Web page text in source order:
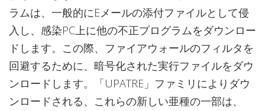
ラムは、一般的にEメールの添付ファイルとして侵
入し、感染PC上に他の不正プログラムをダウンロー
ドします。この際、ファイアウォールのフィルタを
回避するために、暗号化された実行ファイルをダウ
ンロードします。「UPATRE」ファミリによりダウ
ンロードされる、これらの新しい亜種の一部は、